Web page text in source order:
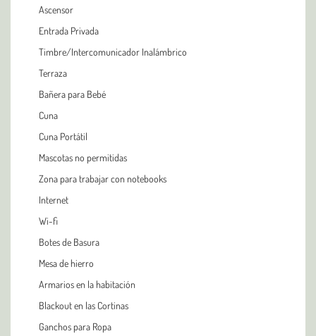
Ascensor
Entrada Privada
Timbre/Intercomunicador Inalámbrico
Terraza
Bañera para Bebé
Cuna
Cuna Portátil
Mascotas no permitidas
Zona para trabajar con notebooks
Internet
Wi-fi
Botes de Basura
Mesa de hierro
Armarios en la habitación
Blackout en las Cortinas
Ganchos para Ropa